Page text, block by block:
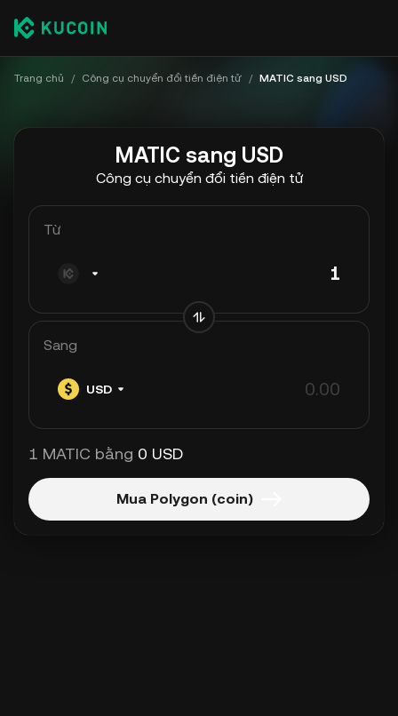
Trang chủ / Công cụ chuyển đổi tiền điện tử / MATIC sang USD
MATIC sang USD
Công cụ chuyển đổi tiền điện tử
Từ
Sang
USD
1 MATIC bằng 0 USD
Mua Polygon (coin)